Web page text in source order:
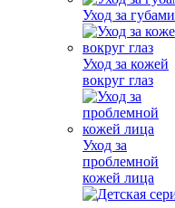
Уход за губами
Уход за кожей
вокруг глаз
Уход за
проблемной
кожей лица